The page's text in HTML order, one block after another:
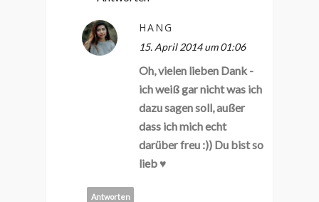
HANG
15. April 2014 um 01:06
Oh, vielen lieben Dank -
ich weiß gar nicht was ich
dazu sagen soll, außer
dass ich mich echt
darüber freu :)) Du bist so
lieb ♥
Antworten